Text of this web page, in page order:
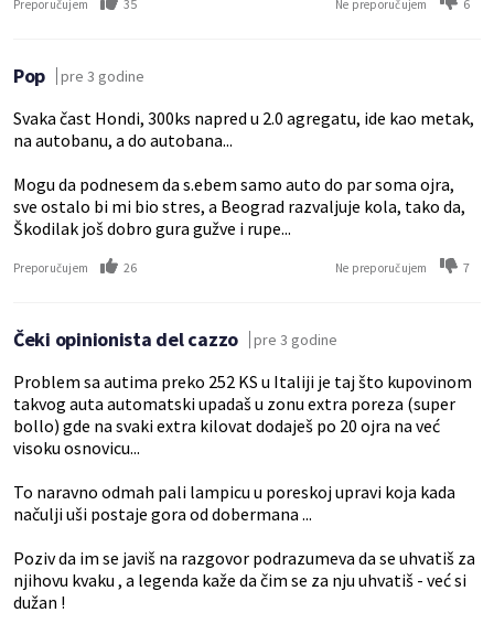
Preporučujem 35 Ne preporučujem 6
Pop pre 3 godine
Svaka čast Hondi, 300ks napred u 2.0 agregatu, ide kao metak,
na autobanu, a do autobana...
Mogu da podnesem da s.ebem samo auto do par soma ojra,
sve ostalo bi mi bio stres, a Beograd razvaljuje kola, tako da,
Škodilak još dobro gura gužve i rupe...
Preporučujem 26 Ne preporučujem 7
Čeki opinionista del cazzo pre 3 godine
Problem sa autima preko 252 KS u Italiji je taj što kupovinom
takvog auta automatski upadaš u zonu extra poreza (super
bollo) gde na svaki extra kilovat dodaješ po 20 ojra na već
visoku osnovicu...
To naravno odmah pali lampicu u poreskoj upravi koja kada
načulji uši postaje gora od dobermana ...
Poziv da im se javiš na razgovor podrazumeva da se uhvatiš za
njihovu kvaku , a legenda kaže da čim se za nju uhvatiš - već si
dužan !